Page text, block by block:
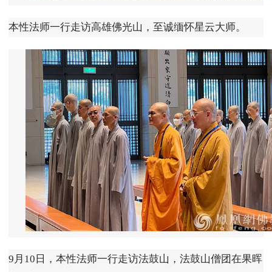
本性法师一行走访高雄佛光山，至诚缅怀星云大师。
9月10日，本性法师一行走访法鼓山，法鼓山僧团在果晖